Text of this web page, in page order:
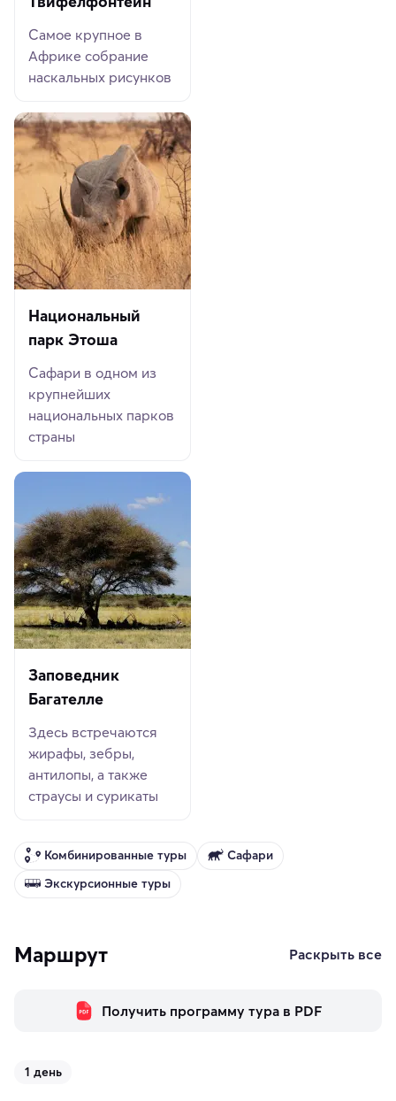
Самое крупное в
Африке собрание
наскальных рисунков
Национальный
парк Этоша
Сафари в одном из
крупнейших
национальных парков
страны
Заповедник
Багателле
Здесь встречаются
жирафы, зебры,
антилопы, а также
страусы и сурикаты
Комбинированные туры
Сафари
Экскурсионные туры
Маршрут Раскрыть все
Получить программу тура в PDF
1 день